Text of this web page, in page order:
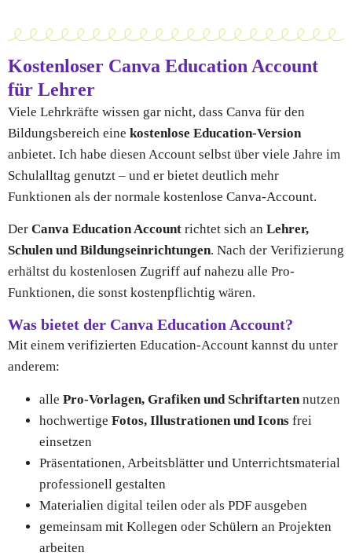
Kostenloser Canva Education Account
für Lehrer
Viele Lehrkräfte wissen gar nicht, dass Canva für den
Bildungsbereich eine kostenlose Education-Version
anbietet. Ich habe diesen Account selbst über viele Jahre im
Schulalltag genutzt – und er bietet deutlich mehr
Funktionen als der normale kostenlose Canva-Account.
Der Canva Education Account richtet sich an Lehrer,
Schulen und Bildungseinrichtungen. Nach der Verifizierung
erhältst du kostenlosen Zugriff auf nahezu alle Pro-
Funktionen, die sonst kostenpflichtig wären.
Was bietet der Canva Education Account?
Mit einem verifizierten Education-Account kannst du unter
anderem:
alle Pro-Vorlagen, Grafiken und Schriftarten nutzen
hochwertige Fotos, Illustrationen und Icons frei
einsetzen
Präsentationen, Arbeitsblätter und Unterrichtsmaterial
professionell gestalten
Materialien digital teilen oder als PDF ausgeben
gemeinsam mit Kollegen oder Schülern an Projekten
arbeiten